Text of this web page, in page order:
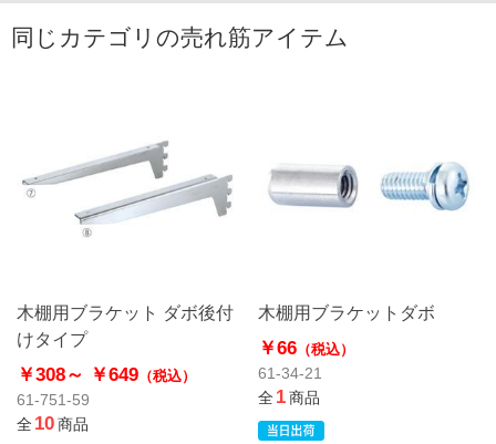
同じカテゴリの売れ筋アイテム
木棚用ブラケット ダボ後付
けタイプ
￥308～ ￥649 （税込）
61-751-59
全10商品
木棚用ブラケットダボ
￥66（税込）
61-34-21
全1商品